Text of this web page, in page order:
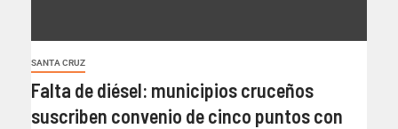
SANTA CRUZ
Falta de diésel: municipios cruceños
suscriben convenio de cinco puntos con